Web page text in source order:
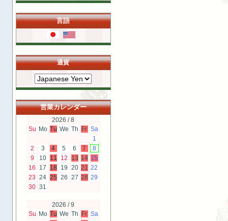
言語
通貨
営業カレンダー
2026 / 8
Su Mo Tu We Th Fr Sa
1
2
3 4 5 6 7
8
9
10 11 12 13 14 15
16
17 18 19 20 21 22
23 24 25 26 27 28 29
30 31
2026 / 9
Su Mo Tu We Th Fr Sa